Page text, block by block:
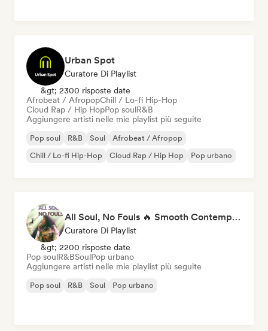
Urban Spot
Curatore Di Playlist
&gt; 2300 risposte date
Afrobeat / AfropopChill / Lo-fi Hip-Hop
Cloud Rap / Hip HopPop soulR&B
Aggiungere artisti nelle mie playlist più seguite
Pop soul R&B Soul
Afrobeat / Afropop
Chill / Lo-fi Hip-Hop
Cloud Rap / Hip Hop Pop urbano
All Soul, No Fouls 🔥 Smooth Contemporary R&B & Neo Soul
Curatore Di Playlist
&gt; 2200 risposte date
Pop soulR&BSoulPop urbano
Aggiungere artisti nelle mie playlist più seguite
Pop soul R&B Soul Pop urbano